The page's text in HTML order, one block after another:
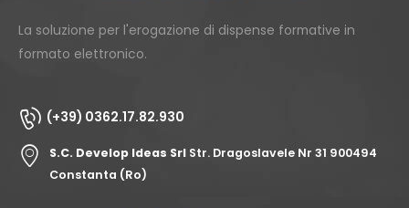
La soluzione per l'erogazione di dispense formative in
formato elettronico.
(+39) 0362.17.82.930
S.C. Develop Ideas Srl Str. Dragoslavele Nr 31 900494
Constanta (Ro)